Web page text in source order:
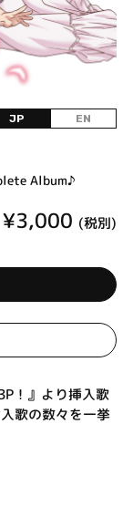
JP EN
Album♪
¥3,000 (税別)
！』より挿入歌
歌の数々を一挙